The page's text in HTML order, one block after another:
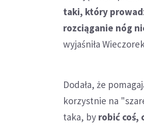
taki, który
rozciąganie nóg
wyjaśniła
Dodała, że
korzystnie na
taka, by robić coś,